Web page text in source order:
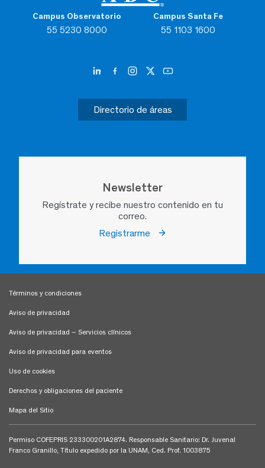
Campus Observatorio
55 5230 8000
Campus Santa Fe
55 1103 1600
Directorio de áreas
Newsletter
Regístrate y recibe nuestro contenido en tu
correo.
Registrarme
Términos y condiciones
Aviso de privacidad
Aviso de privacidad – Servicios clínicos
Aviso de privacidad para eventos
Uso de cookies
Derechos y obligaciones del paciente
Mapa del Sitio
Permiso COFEPRIS 233300201A2874. Responsable Sanitario: Dr. Juvenal
Franco Granillo, Título expedido por la UNAM, Ced. Prof. 1003875